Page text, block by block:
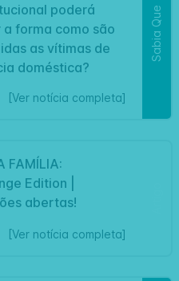
poderá
forma como são
as vítimas de
doméstica?
[Ver notícia completa]
Sabia Que
FAMÍLIA:
Edition |
abertas!
[Ver notícia completa]